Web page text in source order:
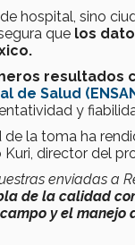
hospital, sino
que los
resultados
de Salud
y
de la toma ha
director del
enviadas a
de la calidad
y el manejo